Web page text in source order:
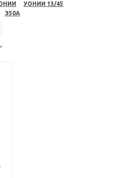
УОНИИ 13/45
Э50А